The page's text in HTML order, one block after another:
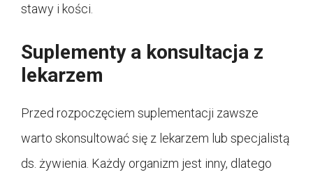
stawy i kości.
Suplementy a konsultacja z
lekarzem
Przed rozpoczęciem suplementacji zawsze
warto skonsultować się z lekarzem lub specjalistą
ds. żywienia. Każdy organizm jest inny, dlatego